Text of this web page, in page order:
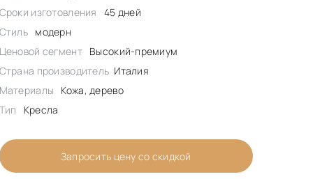
Сроки изготовления
45 дней
Стиль модерн
Ценовой сегмент Высокий-премиум
Страна производитель Италия
Материалы
Кожа, дерево
Тип
Кресла
Запросить цену со скидкой